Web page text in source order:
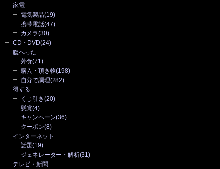
家電
電気製品(19)
携帯電話(47)
カメラ(30)
CD・DVD(24)
腹へった
外食(71)
購入・頂き物(198)
自分で調理(282)
得する
くじ引き(20)
懸賞(4)
キャンペーン(36)
クーポン(8)
インターネット
話題(19)
ジェネレーター・解析(31)
テレビ・新聞